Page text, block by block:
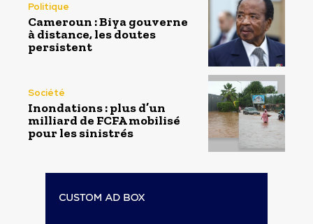
Politique
Cameroun : Biya gouverne
à distance, les doutes
persistent
Société
Inondations : plus d’un
milliard de FCFA mobilisé
pour les sinistrés